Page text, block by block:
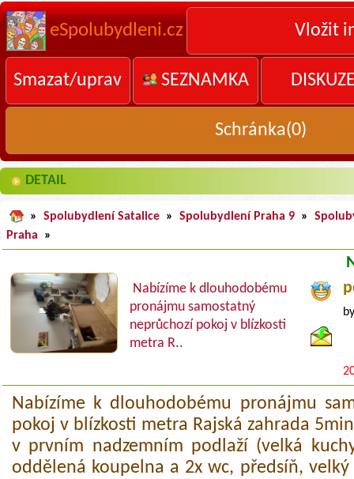
eSpolubydleni.cz Vložit
Smazat/uprav SEZNAMKA
Schránka(0)
DETAIL
» Spolubydlení Satalice » Spolubydlení Praha 9 »
Praha
»
Nabízíme k dlouhodobému
pronájmu samostatný
neprůchozí pokoj v blízkosti
metra R..
Nabízíme k dlouhodobému pronájmu
pokoj v blízkosti metra Rajská zahrada
v prvním nadzemním podlaží (velká
oddělená koupelna a 2x wc, předsíň,